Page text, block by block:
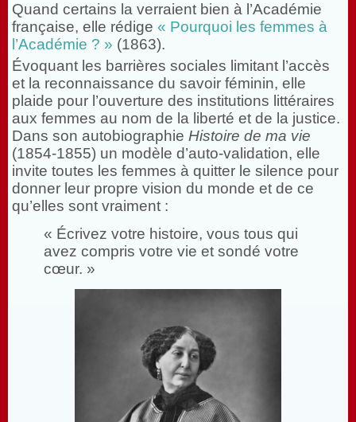
Quand certains la verraient bien à l’Académie
française, elle rédige « Pourquoi les femmes à
l’Académie ? » (1863).
Évoquant les barrières sociales limitant l’accès
et la reconnaissance du savoir féminin, elle
plaide pour l’ouverture des institutions littéraires
aux femmes au nom de la liberté et de la justice.
Dans son autobiographie Histoire de ma vie
(1854-1855) un modèle d’auto-validation, elle
invite toutes les femmes à quitter le silence pour
donner leur propre vision du monde et de ce
qu’elles sont vraiment :
« Écrivez votre histoire, vous tous qui
avez compris votre vie et sondé votre
cœur. »